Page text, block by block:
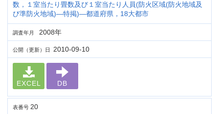
数，１室当たり畳数及び１室当たり人員(防火区域(防火地域及
び準防火地域)―特掲)―都道府県，18大都市
調査年月 2008年
公開（更新）日 2010-09-10
EXCEL DB
表番号 20